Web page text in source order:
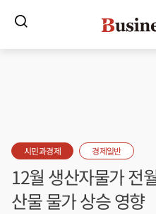
시민과경제 경제일반
12월 생산자물가 전
산물 물가 상승 영향